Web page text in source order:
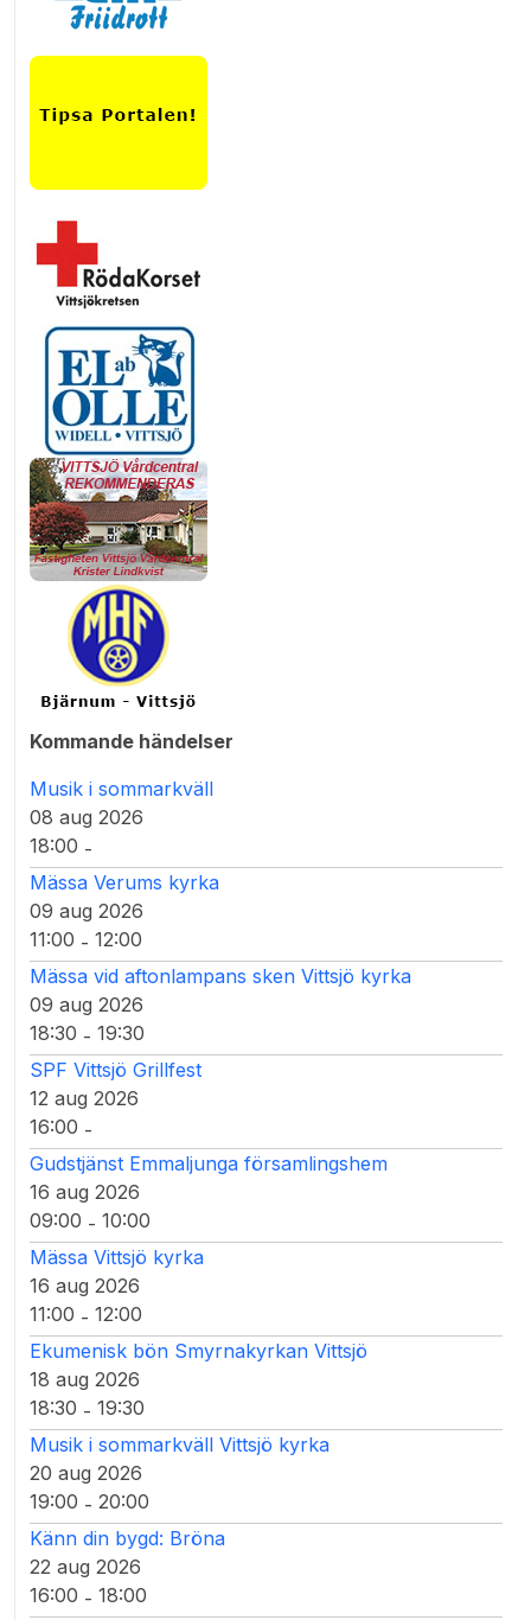
Kommande händelser
Musik i sommarkväll
08 aug 2026
18:00 -
Mässa Verums kyrka
09 aug 2026
11:00 - 12:00
Mässa vid aftonlampans sken Vittsjö kyrka
09 aug 2026
18:30 - 19:30
SPF Vittsjö Grillfest
12 aug 2026
16:00 -
Gudstjänst Emmaljunga församlingshem
16 aug 2026
09:00 - 10:00
Mässa Vittsjö kyrka
16 aug 2026
11:00 - 12:00
Ekumenisk bön Smyrnakyrkan Vittsjö
18 aug 2026
18:30 - 19:30
Musik i sommarkväll Vittsjö kyrka
20 aug 2026
19:00 - 20:00
Känn din bygd: Bröna
22 aug 2026
16:00 - 18:00